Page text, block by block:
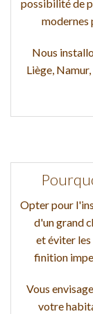
possibilité de
modernes
Nous
Liège,
Opter pour
d'un grand
et éviter
finition
Vous
votre